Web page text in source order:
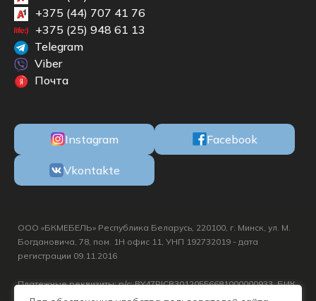
+375 (44) 707 41 76
+375 (25) 948 61 13
Telegram
Viber
Почта
Instagram Facebook
Vkontakte
ООО «БКМЕБЕЛЬ» Республика Беларусь, 220100, г. Минск, ул. М.
Богдановича, 78, пом. 1Н офис 11, УНП 192732019 - дата
регистрации 09.11.2016
Платежные реквизиты: р/с: BY47PJCB30120556681000000933, БИК
PJCBBY2X, ОАО «Приорбанк», г. Минск, Логойский тр., д. 15 корп.1